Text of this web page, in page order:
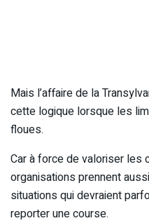
Mais l’affaire de la
cette logique lorsque les
floues.
Car à force de valoriser les
organisations prennent
situations qui devraient
reporter une course.